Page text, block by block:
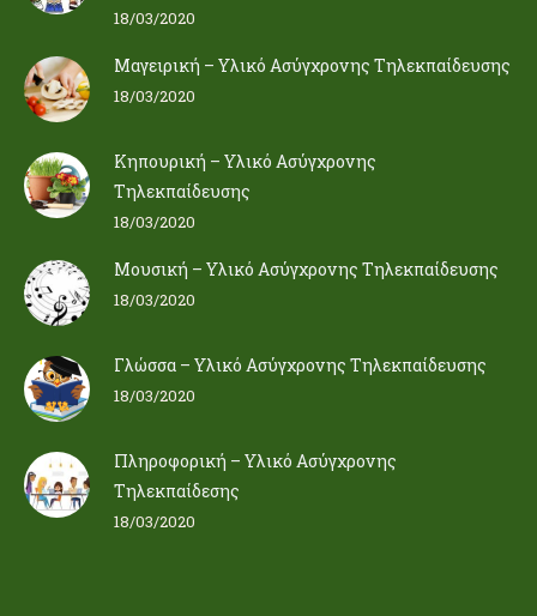
18/03/2020
Μαγειρική – Υλικό Ασύγχρονης Τηλεκπαίδευσης
18/03/2020
Κηπουρική – Υλικό Ασύγχρονης
Τηλεκπαίδευσης
18/03/2020
Μουσική – Υλικό Ασύγχρονης Τηλεκπαίδευσης
18/03/2020
Γλώσσα – Υλικό Ασύγχρονης Τηλεκπαίδευσης
18/03/2020
Πληροφορική – Υλικό Ασύγχρονης
Τηλεκπαίδεσης
18/03/2020